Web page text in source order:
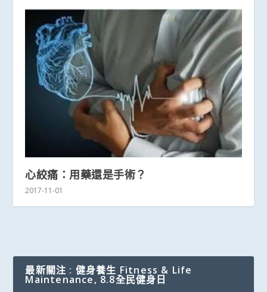
心絞痛：用藥還是手術？
2017-11-01
最新關注 : 健身養生 Fitness & Life
Maintenance, 8.8全民健身日